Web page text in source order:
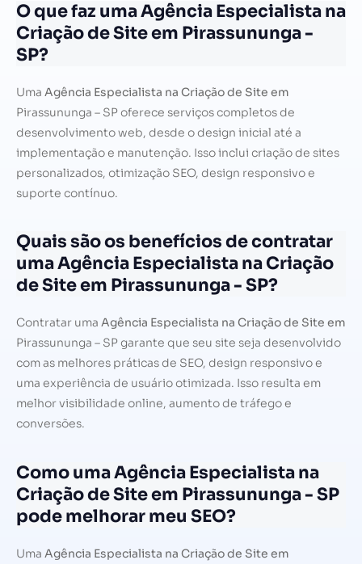
O que faz uma Agência Especialista na
Criação de Site em Pirassununga -
SP?
Uma Agência Especialista na Criação de Site em
Pirassununga – SP oferece serviços completos de
desenvolvimento web, desde o design inicial até a
implementação e manutenção. Isso inclui criação de sites
personalizados, otimização SEO, design responsivo e
suporte contínuo.
Quais são os benefícios de contratar
uma Agência Especialista na Criação
de Site em Pirassununga - SP?
Contratar uma Agência Especialista na Criação de Site em
Pirassununga – SP garante que seu site seja desenvolvido
com as melhores práticas de SEO, design responsivo e
uma experiência de usuário otimizada. Isso resulta em
melhor visibilidade online, aumento de tráfego e
conversões.
Como uma Agência Especialista na
Criação de Site em Pirassununga - SP
pode melhorar meu SEO?
Uma Agência Especialista na Criação de Site em